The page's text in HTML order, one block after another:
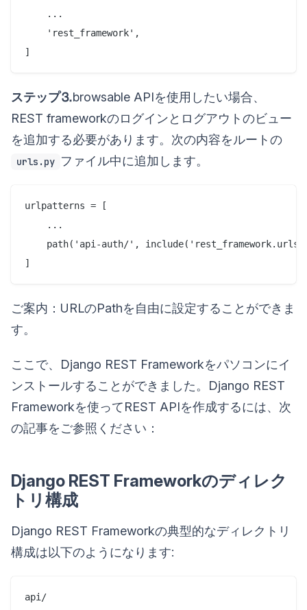
    ...
    'rest_framework',
ステップ⒊browsable APIを使用したい場合、
REST frameworkのログインとログアウトのビュー
を追加する必要があります。次の内容をルートの
urls.py ファイル中に追加します。
urlpatterns = [
    ...
path('api-auth/',
ご案内：URLのPathを自由に設定することができま
す。
ここで、Django REST Frameworkをパソコンにイ
ンストールすることができました。Django REST
Frameworkを使ってREST APIを作成するには、次
の記事をご参照ください：
Django REST Frameworkのディレク
トリ構成
Django REST Frameworkの典型的なディレクトリ
構成は以下のようになります:
api/